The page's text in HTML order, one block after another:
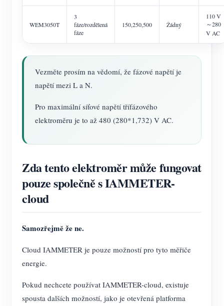
WEM3050T
3
fáze/rozdělená
fáze
150,250,500 Žádný
110 V
～280
V AC
Vezměte prosím na vědomí, že fázové napětí je
napětí mezi L a N.
Pro maximální síťové napětí třífázového
elektroměru je to až 480 (280*1,732) V AC.
Zda tento elektroměr může fungovat
pouze společně s IAMMETER-
cloud
Samozřejmě že ne.
Cloud IAMMETER je pouze možností pro tyto měřiče
energie.
Pokud nechcete používat IAMMETER-cloud, existuje
spousta dalších možností, jako je otevřená platforma